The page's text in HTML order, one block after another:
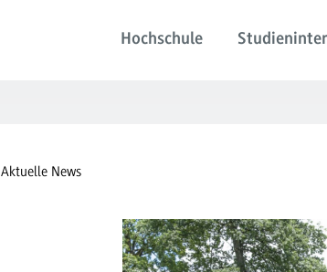
Hochschule
Aktuelle News